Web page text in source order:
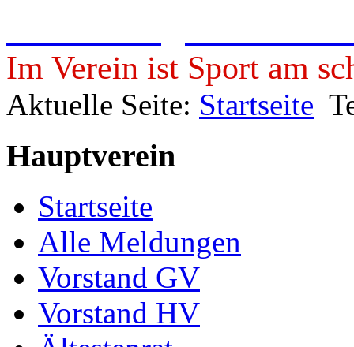
Im Verein ist Sport am
Aktuelle Seite: Startseite
Hauptverein
Startseite
Alle Meldungen
Vorstand GV
Vorstand HV